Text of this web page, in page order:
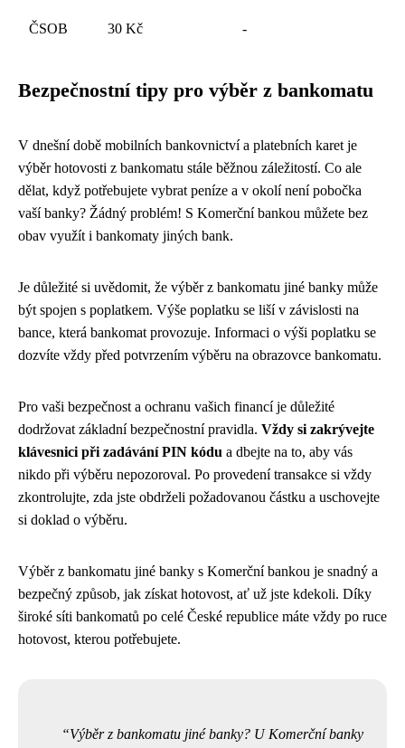
ČSOB 30 Kč -
Bezpečnostní tipy pro výběr z bankomatu
V dnešní době mobilních bankovnictví a platebních karet je
výběr hotovosti z bankomatu stále běžnou záležitostí. Co ale
dělat, když potřebujete vybrat peníze a v okolí není pobočka
vaší banky? Žádný problém! S Komerční bankou můžete bez
obav využít i bankomaty jiných bank.
Je důležité si uvědomit, že výběr z bankomatu jiné banky může
být spojen s poplatkem. Výše poplatku se liší v závislosti na
bance, která bankomat provozuje. Informaci o výši poplatku se
dozvíte vždy před potvrzením výběru na obrazovce bankomatu.
Pro vaši bezpečnost a ochranu vašich financí je důležité
dodržovat základní bezpečnostní pravidla. Vždy si zakrývejte
klávesnici při zadávání PIN kódu a dbejte na to, aby vás
nikdo při výběru nepozoroval. Po provedení transakce si vždy
zkontrolujte, zda jste obdrželi požadovanou částku a uschovejte
si doklad o výběru.
Výběr z bankomatu jiné banky s Komerční bankou je snadný a
bezpečný způsob, jak získat hotovost, ať už jste kdekoli. Díky
široké síti bankomatů po celé České republice máte vždy po ruce
hotovost, kterou potřebujete.
Výběr z bankomatu jiné banky? U Komerční banky